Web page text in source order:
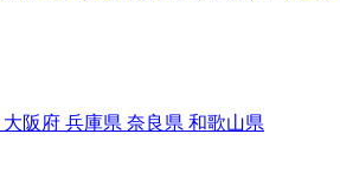
大阪府 兵庫県 奈良県 和歌山県